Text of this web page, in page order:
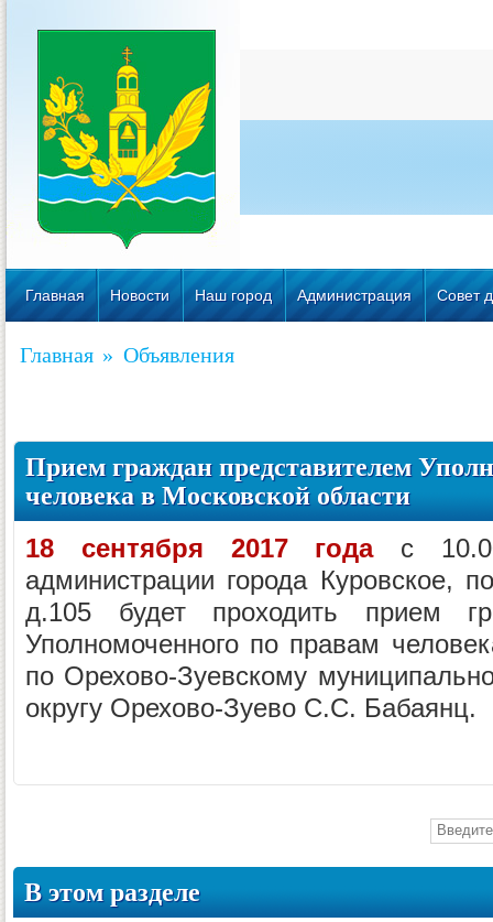
Главная Новости Наш город Администрация Совет
Главная » Объявления
Прием граждан представителем
человека в Московской области
18 сентября 2017 годас
администрации города Куровское,
д.105 будет проходить прием
Уполномоченного по правам
по Орехово-Зуевскому
округу Орехово-Зуево С.С. Бабаянц.
В этом разделе